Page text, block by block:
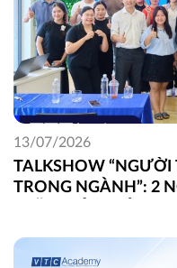
TALKSHOW “NGƯỜI
TRONG NGÀNH”: 2
13/07/2026